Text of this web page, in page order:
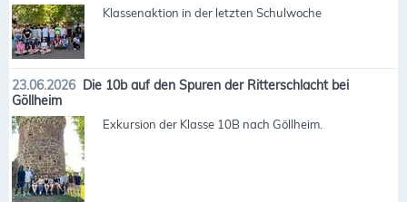
Klassenaktion in der letzten Schulwoche
23.06.2026 Die 10b auf den Spuren der Ritterschlacht bei
Göllheim
Exkursion der Klasse 10B nach Göllheim.